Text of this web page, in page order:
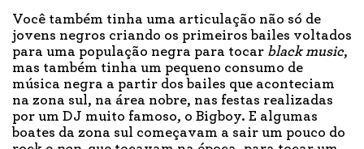
Você também tinha uma articulação não só de
jovens negros criando os primeiros bailes voltados
para uma população negra para tocar black music,
mas também tinha um pequeno consumo de
música negra a partir dos bailes que aconteciam
na zona sul, na área nobre, nas festas realizadas
por um DJ muito famoso, o Bigboy. E algumas
boates da zona sul começavam a sair um pouco do